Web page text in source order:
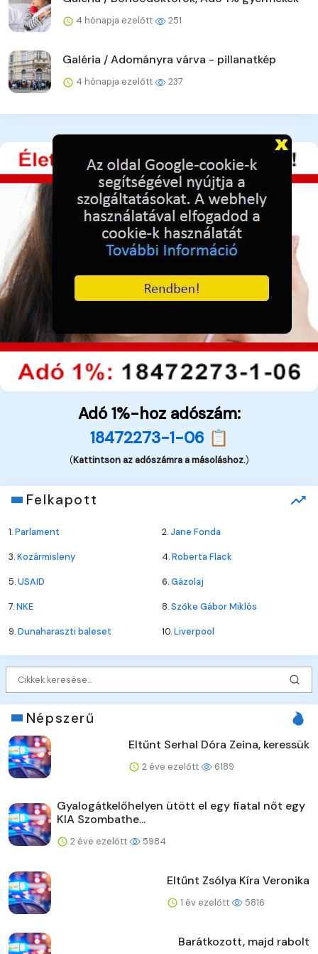
4 hónapja ezelőtt 251
Galéria / Adományra várva - pillanatkép
4 hónapja ezelőtt 237
Adó 1%-hoz adószám:
18472273-1-06 📋
(Kattintson az adószámra a másoláshoz.)
Felkapott
1.Parlament 2.Jane Fonda
3.Kozármisleny 4.Roberta Flack
5.USAID 6.Gázolaj
7.NKE 8.Szőke Gábor Miklós
9.Dunaharaszti baleset 10.Liverpool
Népszerű
Eltűnt Serhal Dóra Zeina, keressük
2 éve ezelőtt 6189
Gyalogátkelőhelyen ütött el egy fiatal nőt egy
KIA Szombathe...
2 éve ezelőtt 5984
Eltűnt Zsólya Kíra Veronika
1 év ezelőtt 5816
Barátkozott, majd rabolt